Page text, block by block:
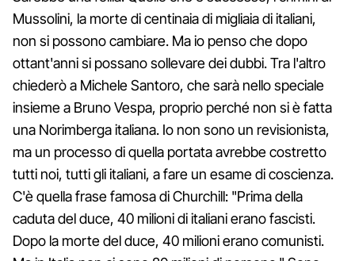
Mussolini, la morte di centinaia di migliaia di italiani,
non si possono cambiare. Ma io penso che dopo
ottant'anni si possano sollevare dei dubbi. Tra l'altro
chiederò a Michele Santoro, che sarà nello speciale
insieme a Bruno Vespa, proprio perché non si è fatta
una Norimberga italiana. Io non sono un revisionista,
ma un processo di quella portata avrebbe costretto
tutti noi, tutti gli italiani, a fare un esame di coscienza.
C'è quella frase famosa di Churchill: "Prima della
caduta del duce, 40 milioni di italiani erano fascisti.
Dopo la morte del duce, 40 milioni erano comunisti.